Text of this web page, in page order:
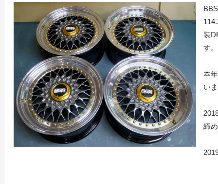
装
す。
本
い
締